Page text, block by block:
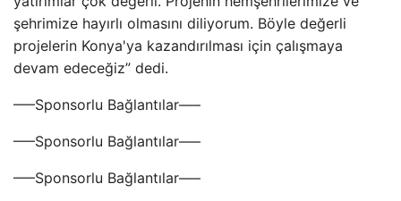
şehrimize hayırlı olmasını diliyorum. Böyle değerli
projelerin Konya'ya kazandırılması için çalışmaya
devam edeceğiz” dedi.
—–Sponsorlu Bağlantılar—–
—–Sponsorlu Bağlantılar—–
—–Sponsorlu Bağlantılar—–